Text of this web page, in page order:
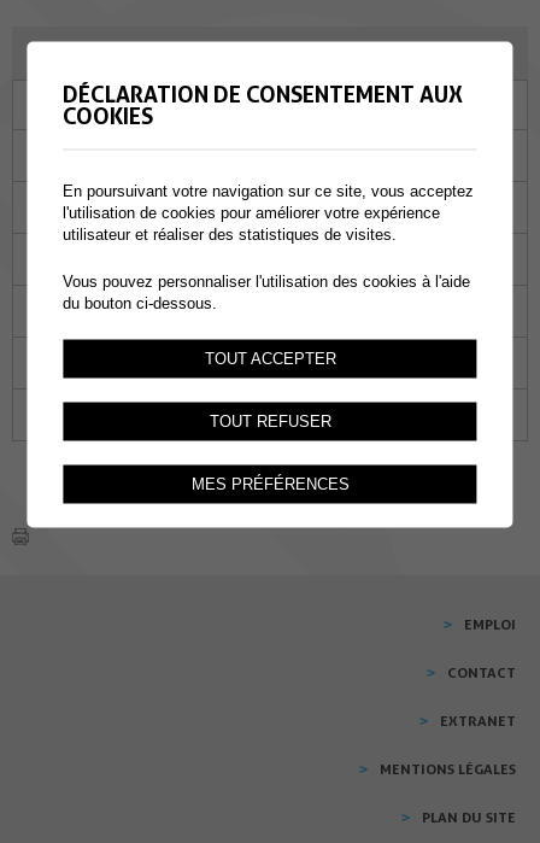
Ma Me Je Ve Sa
04 05 06 07 08
18 19
27 28
03
EMPLOI
CONTACT
EXTRANET
MENTIONS LÉGALES
PLAN DU SITE
DÉCLARATION DE CONSENTEMENT AUX
COOKIES
En poursuivant votre navigation sur ce site, vous acceptez
l'utilisation de cookies pour améliorer votre expérience
utilisateur et réaliser des statistiques de visites.
Vous pouvez personnaliser l'utilisation des cookies à l'aide
du bouton ci-dessous.
TOUT ACCEPTER
TOUT REFUSER
MES PRÉFÉRENCES